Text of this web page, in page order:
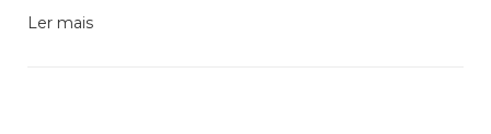
Ler mais